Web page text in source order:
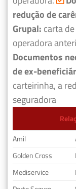
redução de
Grupal: carta
operadora
Documentos
de ex-
carteirinha, a
seguradora
Amil
Golden Cross
Mediservice